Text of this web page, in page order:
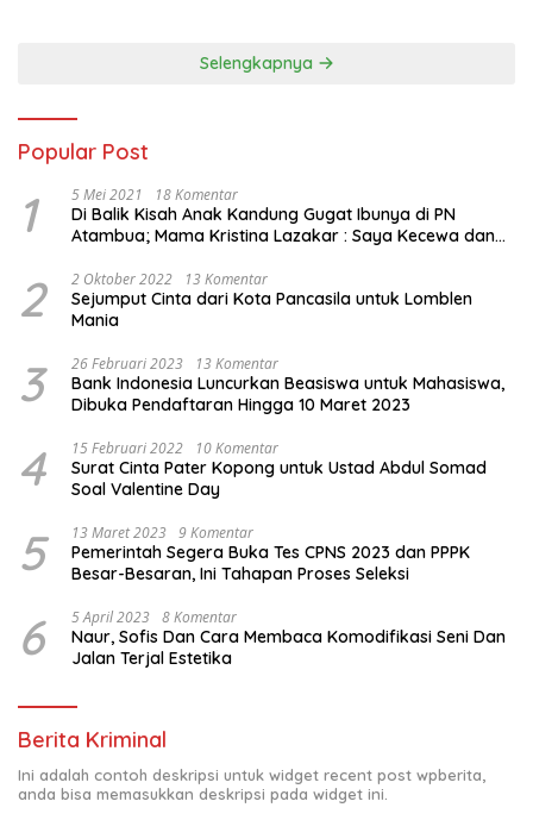
Selengkapnya
Popular Post
1 5 Mei 2021 18 Komentar
Di Balik Kisah Anak Kandung Gugat Ibunya di PN
Atambua; Mama Kristina Lazakar : Saya Kecewa dan
2 2 Oktober 2022 13 Komentar
Sejumput Cinta dari Kota Pancasila untuk Lomblen
Mania
3 26 Februari 2023 13 Komentar
Bank Indonesia Luncurkan Beasiswa untuk Mahasiswa,
Dibuka Pendaftaran Hingga 10 Maret 2023
4 15 Februari 2022 10 Komentar
Surat Cinta Pater Kopong untuk Ustad Abdul Somad
Soal Valentine Day
5 13 Maret 2023 9 Komentar
Pemerintah Segera Buka Tes CPNS 2023 dan PPPK
Besar-Besaran, Ini Tahapan Proses Seleksi
6 5 April 2023 8 Komentar
Naur, Sofis Dan Cara Membaca Komodifikasi Seni Dan
Jalan Terjal Estetika
Berita Kriminal
Ini adalah contoh deskripsi untuk widget recent post wpberita,
anda bisa memasukkan deskripsi pada widget ini.